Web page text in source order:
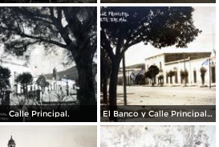
Calle Principal. El Banco y Calle Principal. ( Circulada el 16 de Marzo de 1933 )